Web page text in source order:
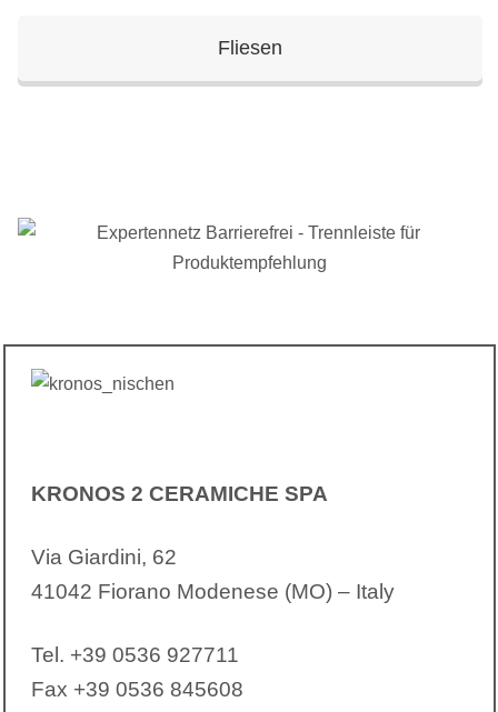
Fliesen
KRONOS 2 CERAMICHE SPA
Via Giardini, 62
41042 Fiorano Modenese (MO) – Italy
Tel. +39 0536 927711
Fax +39 0536 845608